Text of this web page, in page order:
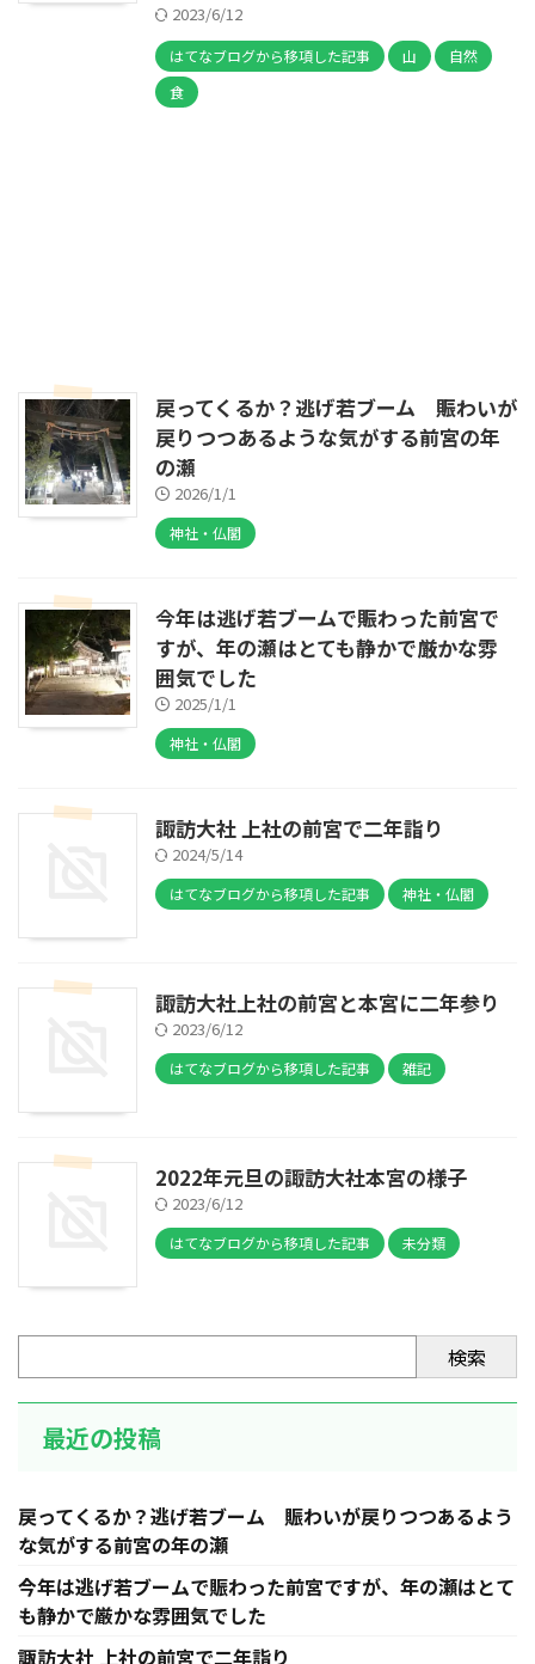
2023/6/12
はてなブログから移項した記事 山
自然
食
戻ってくるか？逃げ若ブーム 賑わいが
戻りつつあるような気がする前宮の年
の瀬
2026/1/1
神社・仏閣
今年は逃げ若ブームで賑わった前宮で
すが、年の瀬はとても静かで厳かな雰
囲気でした
2025/1/1
神社・仏閣
諏訪大社 上社の前宮で二年詣り
2024/5/14
はてなブログから移項した記事 神社・仏閣
諏訪大社上社の前宮と本宮に二年参り
2023/6/12
はてなブログから移項した記事 雑記
2022年元旦の諏訪大社本宮の様子
2023/6/12
はてなブログから移項した記事 未分類
検索
最近の投稿
戻ってくるか？逃げ若ブーム 賑わいが戻りつつあるよう
な気がする前宮の年の瀬
今年は逃げ若ブームで賑わった前宮ですが、年の瀬はとて
も静かで厳かな雰囲気でした
諏訪大社 上社の前宮で二年詣り